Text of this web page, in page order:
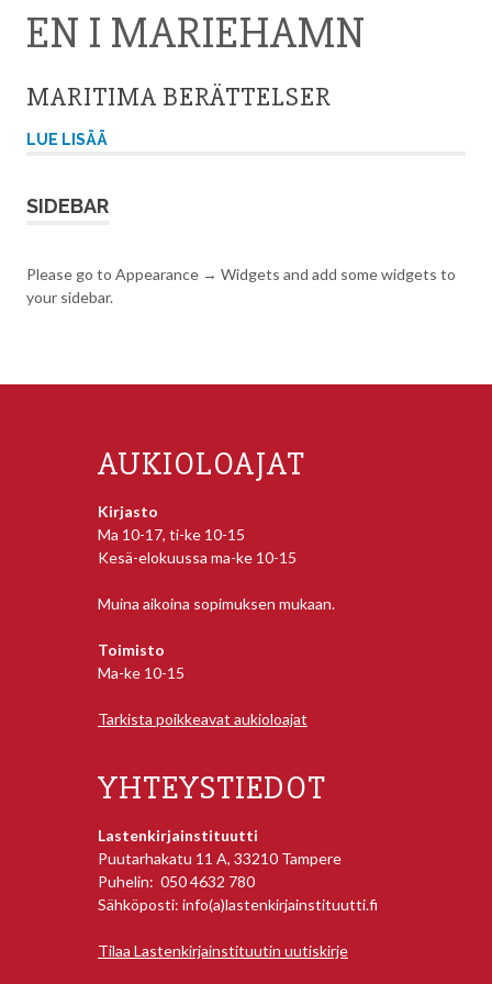
EN I MARIEHAMN
MARITIMA BERÄTTELSER
LUE LISÄÄ
SIDEBAR
Please go to Appearance → Widgets and add some widgets to
your sidebar.
AUKIOLOAJAT
Kirjasto
Ma 10-17, ti-ke 10-15
Kesä-elokuussa ma-ke 10-15
Muina aikoina sopimuksen mukaan.
Toimisto
Ma-ke 10-15
Tarkista poikkeavat aukioloajat
YHTEYSTIEDOT
Lastenkirjainstituutti
Puutarhakatu 11 A, 33210 Tampere
Puhelin: 050 4632 780
Sähköposti: info(a)lastenkirjainstituutti.fi
Tilaa Lastenkirjainstituutin uutiskirje